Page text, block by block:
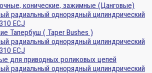
конические, зажимные (Цанговые)
Тапербуш ( Taper Bushes )
для приводных роликовых цепей